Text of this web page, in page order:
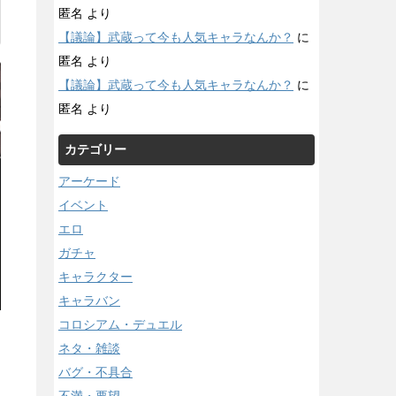
匿名 より
【議論】武蔵って今も人気キャラなんか？ に
匿名 より
【議論】武蔵って今も人気キャラなんか？ に
匿名 より
カテゴリー
アーケード
イベント
エロ
ガチャ
キャラクター
キャラバン
コロシアム・デュエル
ネタ・雑談
バグ・不具合